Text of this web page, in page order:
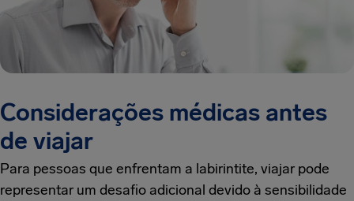
Considerações médicas antes
de viajar
Para pessoas que enfrentam a labirintite, viajar pode
representar um desafio adicional devido à sensibilidade